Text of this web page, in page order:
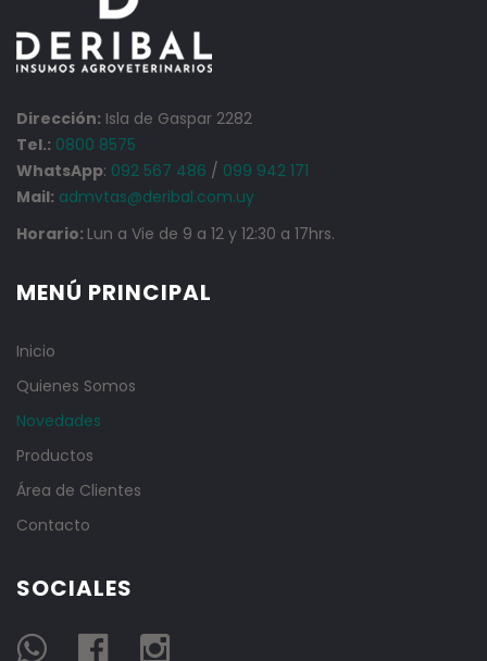
Dirección: Isla de Gaspar 2282
Tel.: 0800 8575
WhatsApp: 092 567 486 / 099 942 171
Mail: admvtas@deribal.com.uy
Horario: Lun a Vie de 9 a 12 y 12:30 a 17hrs.
MENÚ PRINCIPAL
Inicio
Quienes Somos
Novedades
Productos
Área de Clientes
Contacto
SOCIALES